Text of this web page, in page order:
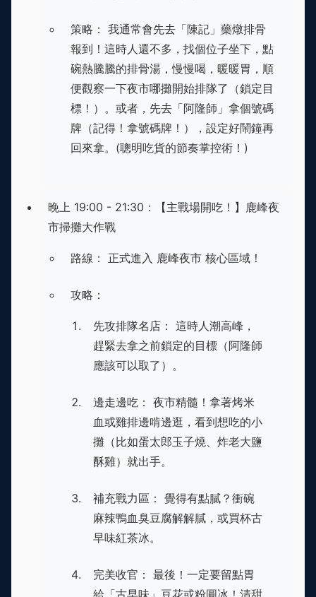
策略： 我通常會先去「陳記」藥燉排骨
報到！這時人還不多，找個位子坐下，點
碗熱騰騰的排骨湯，慢慢喝，暖暖胃，順
便觀察一下夜市哪攤開始排隊了（鎖定目
標！）。或者，先去「阿隆師」拿個號碼
牌（記得！拿號碼牌！），設定好鬧鐘再
回來拿。(聰明吃貨的節奏掌控術！)
晚上 19:00 - 21:30：【主戰場開吃！】鹿峰夜
市掃攤大作戰
路線： 正式進入 鹿峰夜市 核心區域！
攻略：
先攻排隊名店： 這時人潮高峰，
趕緊去拿之前鎖定的目標（阿隆師
應該可以取了）。
邊走邊吃： 夜市精髓！拿著烤米
血或雞排邊啃邊逛，看到想吃的小
攤（比如蛋太郎玉子燒、炸老大鹽
酥雞）就出手。
補充戰力區： 覺得有點膩？衝碗
麻辣鴨血臭豆腐解解膩，或買杯古
早味紅茶冰。
完美收官： 最後！一定要留點胃
給「古早味」豆花或粉圓冰！清甜